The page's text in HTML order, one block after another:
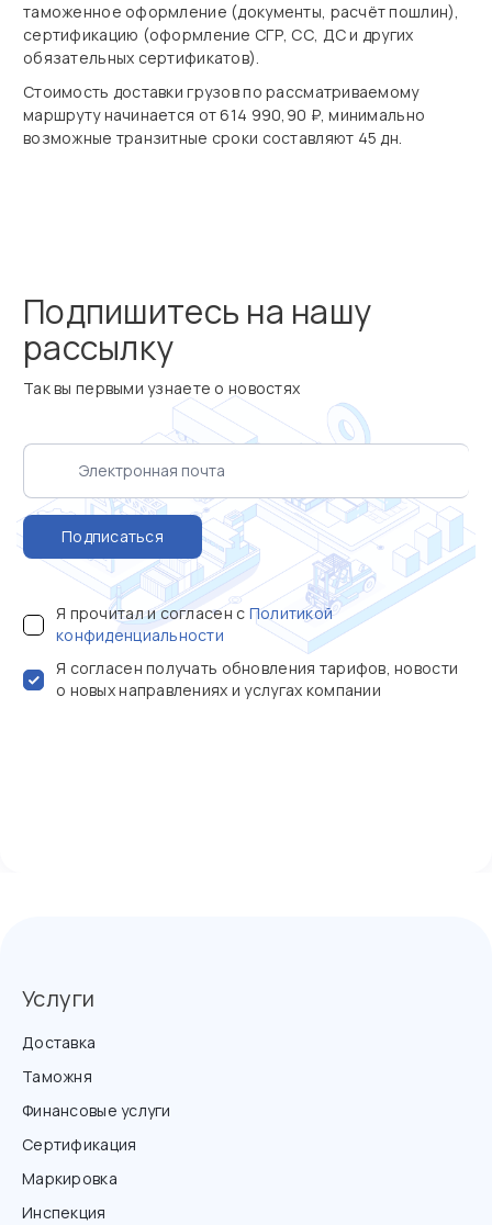
таможенное оформление (документы, расчёт пошлин),
сертификацию (оформление СГР, СС, ДС и других
обязательных сертификатов).
Стоимость доставки грузов по рассматриваемому
маршруту начинается от 614 990,90 ₽, минимально
возможные транзитные сроки составляют 45 дн.
Подпишитесь на нашу
рассылку
Так вы первыми узнаете о новостях
Подписаться
Я прочитал и согласен с Политикой
конфиденциальности
Я согласен получать обновления тарифов, новости
о новых направлениях и услугах компании
Услуги
Доставка
Таможня
Финансовые услуги
Сертификация
Маркировка
Инспекция